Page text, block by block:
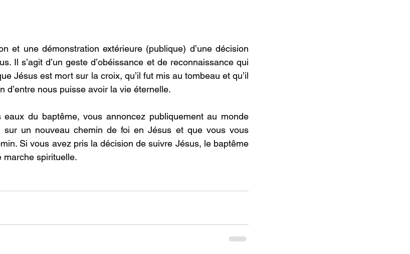
et une démonstration extérieure (publique) d’une décision
Il s’agit d’un geste d’obéissance et de reconnaissance qui
Jésus est mort sur la croix, qu’il fut mis au tombeau et qu’il
d’entre nous puisse avoir la vie éternelle.
du baptême, vous annoncez publiquement au monde
sur un nouveau chemin de foi en Jésus et que vous vous
Si vous avez pris la décision de suivre Jésus, le baptême
marche spirituelle.